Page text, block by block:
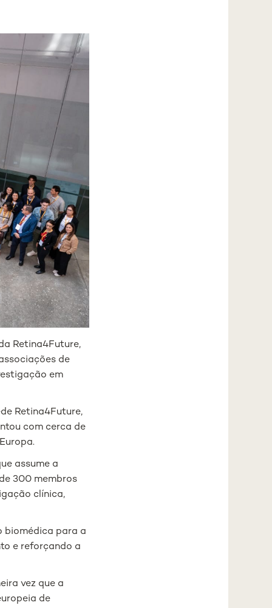
Retina4Future,
de
em
Retina4Future,
com cerca de
assume a
300 membros
clínica,
biomédica para a
e reforçando a
vez que a
de